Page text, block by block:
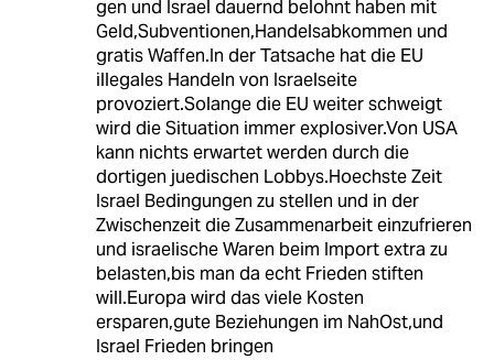
gen und Israel dauernd belohnt haben mit
Geld,Subventionen,Handelsabkommen und
gratis Waffen.In der Tatsache hat die EU
illegales Handeln von Israelseite
provoziert.Solange die EU weiter schweigt
wird die Situation immer explosiver.Von USA
kann nichts erwartet werden durch die
dortigen juedischen Lobbys.Hoechste Zeit
Israel Bedingungen zu stellen und in der
Zwischenzeit die Zusammenarbeit einzufrieren
und israelische Waren beim Import extra zu
belasten,bis man da echt Frieden stiften
will.Europa wird das viele Kosten
ersparen,gute Beziehungen im NahOst,und
Israel Frieden bringen